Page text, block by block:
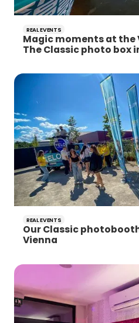
REAL EVENTS
Magic moments at the
The Classic photo box
REAL EVENTS
Our Classic
Vienna